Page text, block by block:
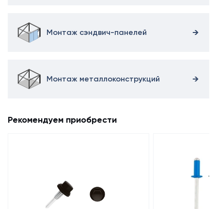
Монтаж сэндвич-панелей
Монтаж металлоконструкций
Рекомендуем приобрести